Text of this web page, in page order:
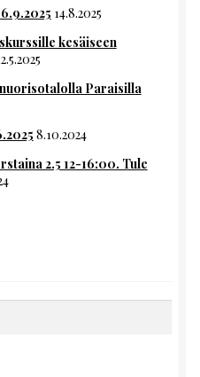
14.8.2025
kesäiseen
Paraisilla
8.10.2024
2.5 12-16:00. Tule